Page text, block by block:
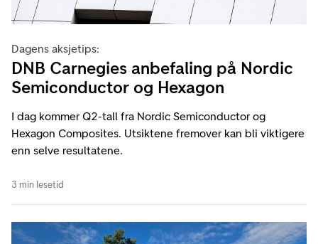
Dagens aksjetips:
DNB Carnegies anbefaling på Nordic
Semiconductor og Hexagon
I dag kommer Q2-tall fra Nordic Semiconductor og
Hexagon Composites. Utsiktene fremover kan bli viktigere
enn selve resultatene.
3 min lesetid